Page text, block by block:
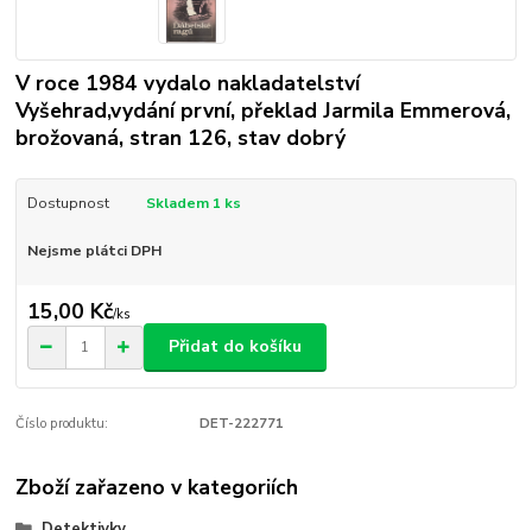
V roce 1984 vydalo nakladatelství
Vyšehrad,vydání první, překlad Jarmila Emmerová,
brožovaná, stran 126, stav dobrý
Dostupnost Skladem 1 ks
Nejsme plátci DPH
15,00 Kč/ks
Přidat do košíku
Číslo produktu: DET-222771
Zboží zařazeno v kategoriích